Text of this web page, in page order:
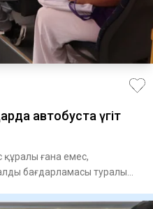
автобуста үгіт
құралы ғана емес,
бағдарламасы туралы